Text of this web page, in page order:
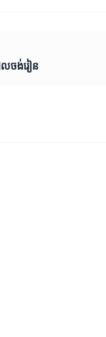
លចង់រៀន